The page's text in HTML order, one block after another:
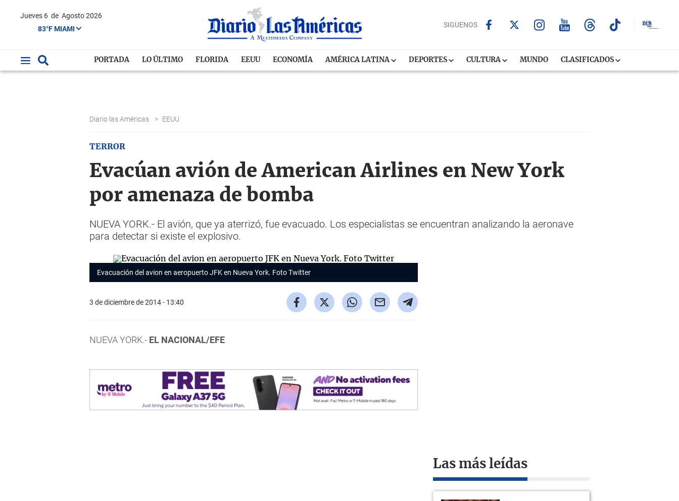
Jueves 6 de Agosto 2026
83°F MIAMI
SIGUENOS
PORTADA LO ÚLTIMO FLORIDA EEUU ECONOMÍA AMÉRICA LATINA DEPORTES CULTURA MUNDO CLASIFICADOS
Diario las Américas > EEUU
TERROR
Evacúan avión de American Airlines en New York
por amenaza de bomba
NUEVA YORK.- El avión, que ya aterrizó, fue evacuado. Los especialistas se encuentran analizando la aeronave
para detectar si existe el explosivo.
Evacuación del avion en aeropuerto JFK en Nueva York. Foto Twitter
3 de diciembre de 2014 - 13:40
NUEVA YORK.- EL NACIONAL/EFE
Las más leídas